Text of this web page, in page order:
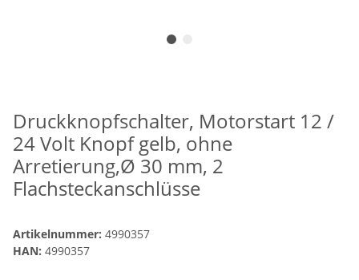
Druckknopfschalter, Motorstart 12 /
24 Volt Knopf gelb, ohne
Arretierung,Ø 30 mm, 2
Flachsteckanschlüsse
Artikelnummer: 4990357
HAN: 4990357